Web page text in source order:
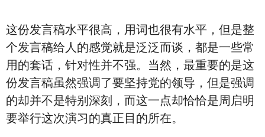
这份发言稿水平很高，用词也很有水平，但是整
个发言稿给人的感觉就是泛泛而谈，都是一些常
用的套话，针对性并不强。当然，最重要的是这
份发言稿虽然强调了要坚持党的领导，但是强调
的却并不是特别深刻，而这一点却恰恰是周启明
要举行这次演习的真正目的所在。